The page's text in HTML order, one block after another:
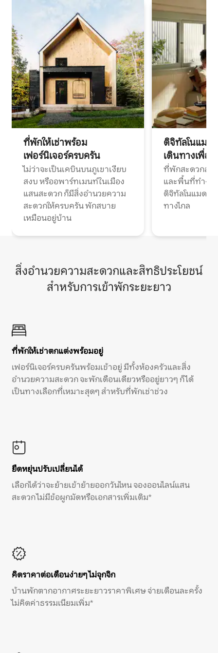
ที่พักให้เช่าพร้อม
เฟอร์นิเจอร์ครบครัน
ไม่ว่าจะเป็นเคบินบนภูเขาเงียบ
สงบ หรืออพาร์ทเมนท์ในเมือง
แสนสะดวก ก็มีสิ่งอำนวยความ
สะดวกให้ครบครัน พักสบาย
เหมือนอยู่บ้าน
ดิจิทัลโนแมด
เดินทางเพื่อ
ที่พักสะดวกสบ
และพื้นที่ทำงา
ดิจิทัลโนแมดแ
ทางไกล
สิ่งอำนวยความสะดวกและสิทธิประโยชน์
สำหรับการเข้าพักระยะยาว
ที่พักให้เช่าตกแต่งพร้อมอยู่
เฟอร์นิเจอร์ครบครันพร้อมเข้าอยู่ มีทั้งห้องครัวและสิ่ง
อำนวยความสะดวก จะพักเดือนเดียวหรืออยู่ยาวๆ ก็ได้
เป็นทางเลือกที่เหมาะสุดๆ สำหรับที่พักเช่าช่วง
ยืดหยุ่นปรับเปลี่ยนได้
เลือกได้ว่าจะย้ายเข้าย้ายออกวันไหน จองออนไลน์แสน
สะดวก ไม่มีข้อผูกมัดหรือเอกสารเพิ่มเติม*
คิดราคาต่อเดือนง่ายๆ ไม่จุกจิก
บ้านพักตากอากาศระยะยาวราคาพิเศษ จ่ายเดือนละครั้ง
ไม่คิดค่าธรรมเนียมเพิ่ม*